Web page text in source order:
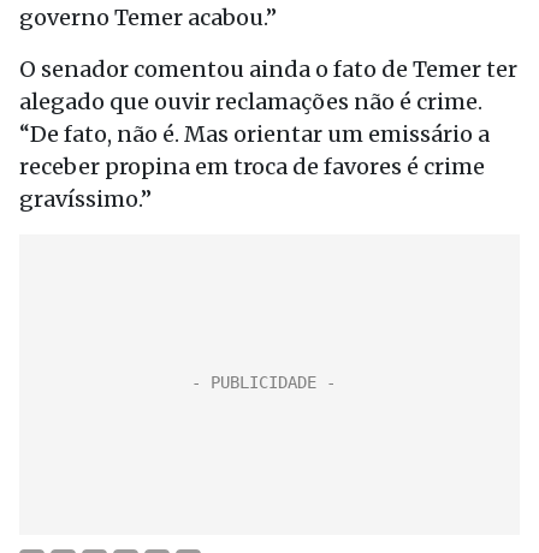
governo Temer acabou.”
O senador comentou ainda o fato de Temer ter
alegado que ouvir reclamações não é crime.
“De fato, não é. Mas orientar um emissário a
receber propina em troca de favores é crime
gravíssimo.”